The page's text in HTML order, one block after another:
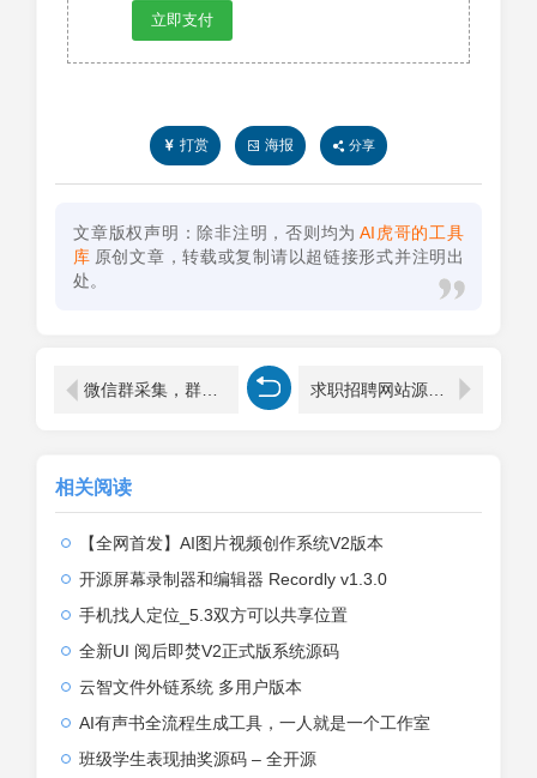
立即支付
打赏 海报 分享
文章版权声明：除非注明，否则均为 AI虎哥的工具
库 原创文章，转载或复制请以超链接形式并注明出
处。
微信群采集，群多多 ，软件每天更新1000+群码 求职招聘网站源码，找工作招工系统，支持H5和各种小程序
相关阅读
【全网首发】AI图片视频创作系统V2版本
开源屏幕录制器和编辑器 Recordly v1.3.0
手机找人定位_5.3双方可以共享位置
全新UI 阅后即焚V2正式版系统源码
云智文件外链系统 多用户版本
AI有声书全流程生成工具，一人就是一个工作室
班级学生表现抽奖源码 – 全开源